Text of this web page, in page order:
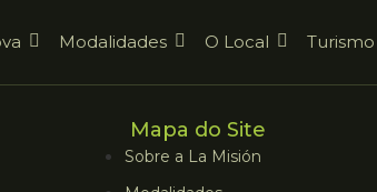
Modalidades O Local Turismo
Mapa do Site
Sobre a La Misión